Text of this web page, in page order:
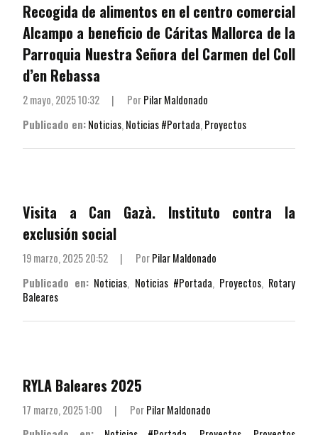
Recogida de alimentos en el centro comercial
Alcampo a beneficio de Cáritas Mallorca de la
Parroquia Nuestra Señora del Carmen del Coll
d’en Rebassa
2 mayo, 2025 10:32 | PorPilar Maldonado
Publicado en:Noticias, Noticias #Portada, Proyectos
Visita a Can Gazà. Instituto contra la
exclusión social
19 marzo, 2025 20:52 | PorPilar Maldonado
Publicado en: Noticias, Noticias #Portada, Proyectos, Rotary
Baleares
RYLA Baleares 2025
17 marzo, 2025 1:00 | PorPilar Maldonado